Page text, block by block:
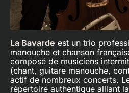
La Bavarde est un trio
manouche et chanson
composé de musiciens
(chant, guitare manouche,
actif de nombreux concerts.
répertoire authentique alliant